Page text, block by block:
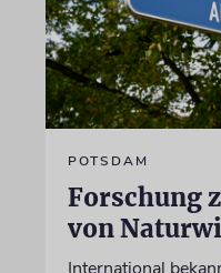
POTSDAM
Forschung
von